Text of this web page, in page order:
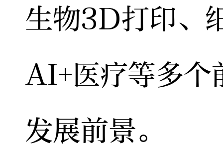
生物3D打印、
AI+医疗等多个
发展前景。